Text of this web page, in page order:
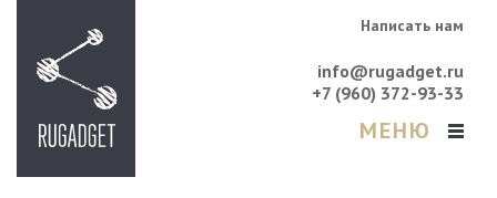
Написать нам
info@rugadget.ru
+7 (960) 372-93-33
МЕНЮ